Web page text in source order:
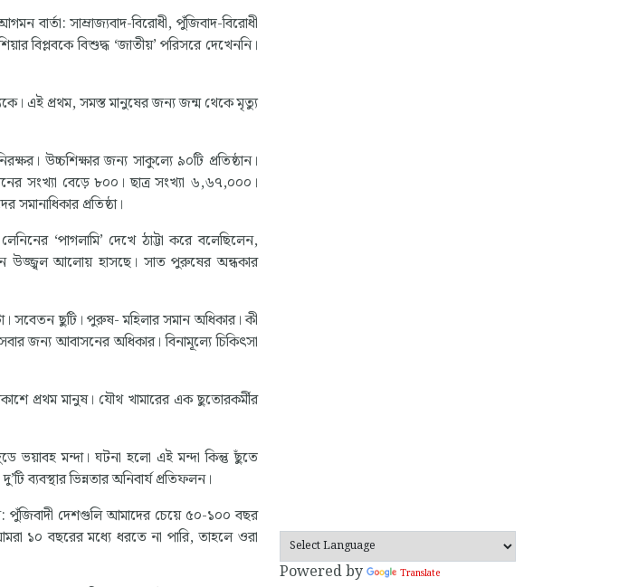
বার্তা: সাম্রাজ্যবাদ-বিরোধী, পুঁজিবাদ-বিরোধী
বিপ্লবকে বিশুদ্ধ ‘জাতীয়’ পরিসরে দেখেননি।
এই প্রথম, সমস্ত মানুষের জন্য জন্ম থেকে মৃত্যু
উচ্চশিক্ষার জন্য সাকুল্যে ৯০টি প্রতিষ্ঠান।
সংখ্যা বেড়ে ৮০০। ছাত্র সংখ্যা ৬,৬৭,০০০।
সমানাধিকার প্রতিষ্ঠা।
‘পাগলামি’ দেখে ঠাট্টা করে বলেছিলেন,
উজ্জ্বল আলোয় হাসছে। সাত পুরুষের অন্ধকার
সবেতন ছুটি। পুরুষ- মহিলার সমান অধিকার। কী
জন্য আবাসনের অধিকার। বিনামূল্যে চিকিৎসা
প্রথম মানুষ। যৌথ খামারের এক ছুতোরকর্মীর
ভয়াবহ মন্দা। ঘটনা হলো এই মন্দা কিন্তু ছুঁতে
ব্যবস্থার ভিন্নতার অনিবার্য প্রতিফলন।
পুঁজিবাদী দেশগুলি আমাদের চেয়ে ৫০-১০০ বছর
১০ বছরের মধ্যে ধরতে না পারি, তাহলে ওরা
Powered by Translate